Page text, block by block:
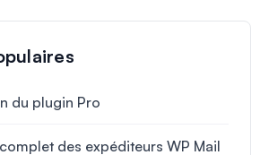
du plugin Pro
des expéditeurs WP Mail